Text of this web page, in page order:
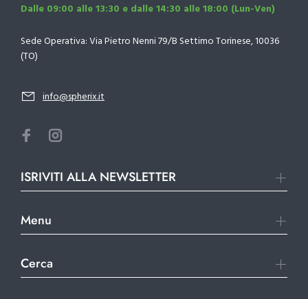
Dalle 09:00 alle 13:30 e dalle 14:30 alle 18:00 (Lun-Ven)
Sede Operativa: Via Pietro Nenni 79/B Settimo Torinese, 10036
(TO)
info@spherix.it
ISRIVITI ALLA NEWSLETTER
Menu
Cerca